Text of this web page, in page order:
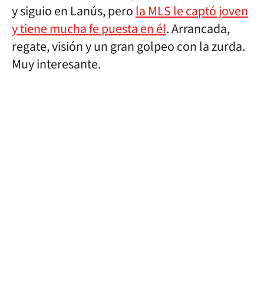
y siguio en Lanús, perola MLS le captó joven
y tiene mucha fe puesta en él. Arrancada,
regate, visión y un gran golpeo con la zurda.
Muy interesante.